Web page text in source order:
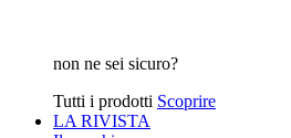
non ne sei sicuro?
Tutti i prodotti Scoprire
LA RIVISTA